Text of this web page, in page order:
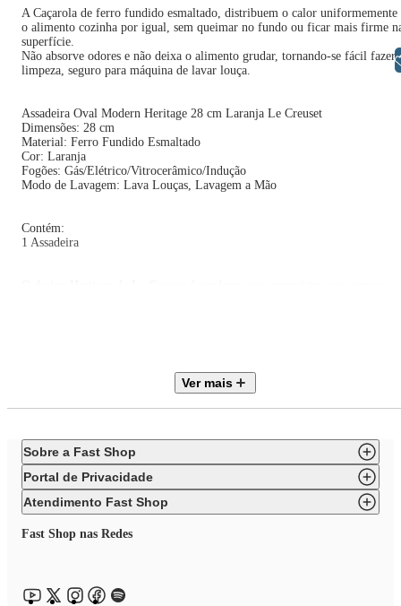
A Caçarola de ferro fundido esmaltado, distribuem o calor uniformemente
o alimento cozinha por igual, sem queimar no fundo ou ficar mais firme
superfície.
Não absorve odores e não deixa o alimento grudar, tornando-se fácil fazer
limpeza, seguro para máquina de lavar louça.
Assadeira Oval Modern Heritage 28 cm Laranja Le Creuset
Dimensões: 28 cm
Material: Ferro Fundido Esmaltado
Cor: Laranja
Fogões: Gás/Elétrico/Vitrocerâmico/Indução
Modo de Lavagem: Lava Louças, Lavagem a Mão
Contém:
1 Assadeira
Ver mais
Sobre a Fast Shop
Portal de Privacidade
Atendimento Fast Shop
Fast Shop nas Redes
Libras